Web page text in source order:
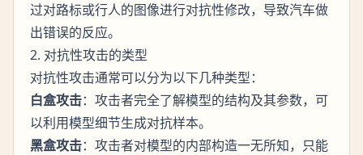
过对路标或行人的图像进行对抗性修改，导致汽车做
出错误的反应。
2. 对抗性攻击的类型
对抗性攻击通常可以分为以下几种类型：
白盒攻击：攻击者完全了解模型的结构及其参数，可
以利用模型细节生成对抗样本。
黑盒攻击：攻击者对模型的内部构造一无所知，只能